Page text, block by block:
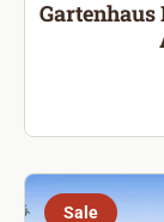
Gartenhaus
Sale